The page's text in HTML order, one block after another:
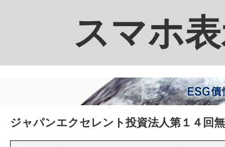
スマホ
ジャパンエクセレント投資法人第１４回